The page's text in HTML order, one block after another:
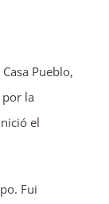
Pueblo,
la
el
Fui